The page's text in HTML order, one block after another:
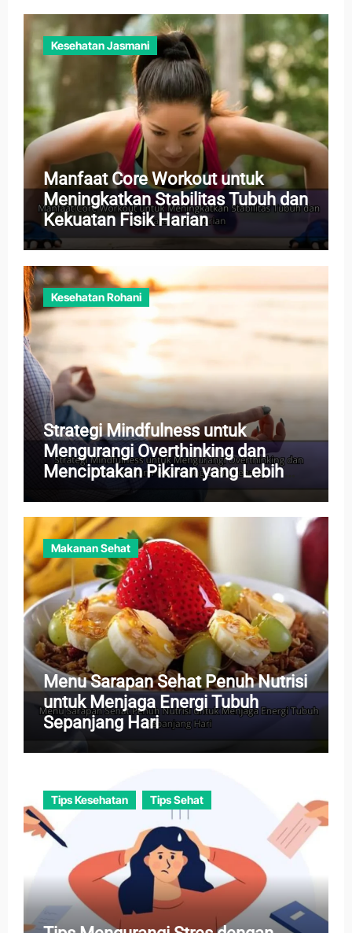
Kesehatan Jasmani
Manfaat Core Workout untuk
Meningkatkan Stabilitas Tubuh dan
Kekuatan Fisik Harian
Kesehatan Rohani
Strategi Mindfulness untuk
Mengurangi Overthinking dan
Menciptakan Pikiran yang Lebih
Makanan Sehat
Menu Sarapan Sehat Penuh Nutrisi
untuk Menjaga Energi Tubuh
Sepanjang Hari
Tips Kesehatan Tips Sehat